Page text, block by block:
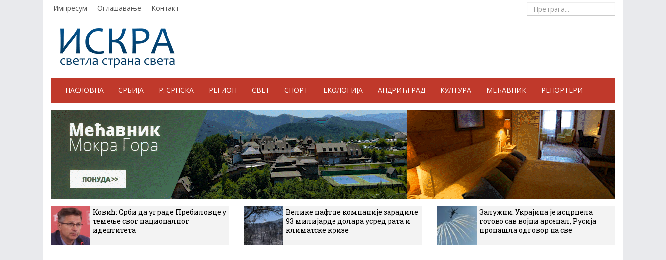
Импресум Оглашавање Контакт
НАСЛОВНА СРБИЈА Р. СРПСКА РЕГИОН СВЕТ СПОРТ ЕКОЛОГИЈА АНДРИЋГРАД КУЛТУРА МЕЋАВНИК РЕПОРТЕРИ
Ковић: Срби да уграде Пребиловце у
темеље свог националног
идентитета
Велике нафтне компаније зарадиле
93 милијарде долара усред рата и
климатске кризе
Залужни: Украјина је исцрпела
готово сав војни арсенал, Русија
пронашла одговор на све